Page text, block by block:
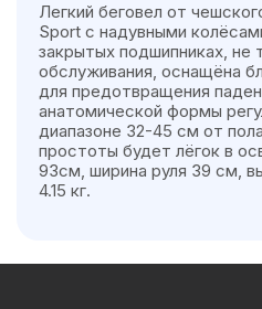
Легкий беговел от
Sport с надувными
закрытых подшипниках,
обслуживания, оснащёна
для предотвращения
анатомической формы
диапазоне 32-45 см от
простоты будет лёгок в
93см, ширина руля 39 см,
4.15 кг.